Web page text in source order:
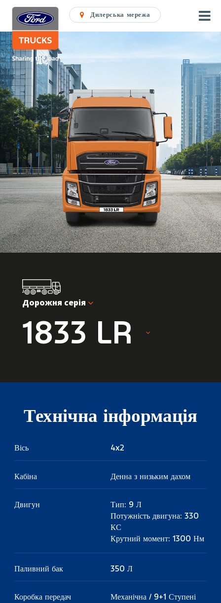
Дилерська мережа
Дорожня серія
1833 LR
Технічна інформація
Вісь 4x2
Кабіна Денна з низьким дахом
Двигун
Тип: 9 Л
Потужність двигуна: 330
КС
Крутний момент: 1300 Нм
Паливний бак 350 Л
Коробка передач Механічна / 9+1 Ступені